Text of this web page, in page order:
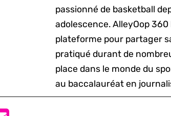
passionné de basketball
adolescence. AlleyOop
plateforme pour partager
pratiqué durant de
place dans le monde du
au baccalauréat en